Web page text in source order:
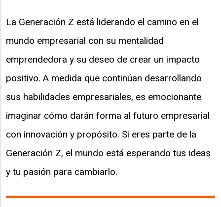
La Generación Z está liderando el camino en el
mundo empresarial con su mentalidad
emprendedora y su deseo de crear un impacto
positivo. A medida que continúan desarrollando
sus habilidades empresariales, es emocionante
imaginar cómo darán forma al futuro empresarial
con innovación y propósito. Si eres parte de la
Generación Z, el mundo está esperando tus ideas
y tu pasión para cambiarlo.